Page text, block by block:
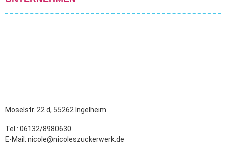
Moselstr. 22 d, 55262 Ingelheim
Tel.: 06132/8980630
E-Mail: nicole@nicoleszuckerwerk.de